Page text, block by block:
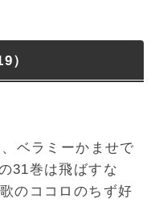
）
ベラミーかませで
31巻は飛ばすな
のココロのちず好